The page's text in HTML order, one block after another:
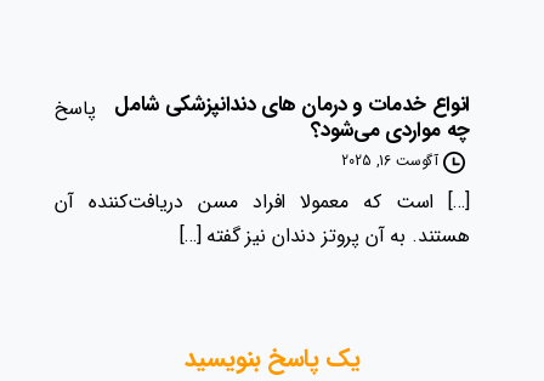
انواع خدمات و درمان‌ های دندانپزشکی شامل
چه مواردی می‌شود؟
پاسخ
آگوست 16, 2025
[…] است که معمولا افراد مسن دریافت‌کننده آن
هستند. به آن پروتز دندان نیز گفته […]
یک پاسخ بنویسید